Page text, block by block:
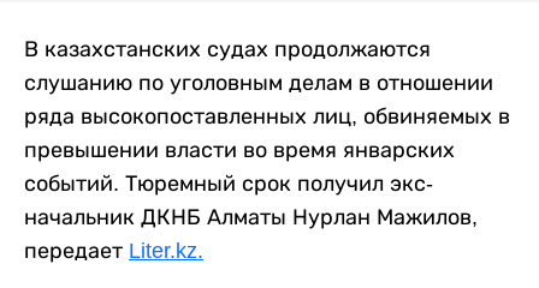
В казахстанских судах продолжаются
слушанию по уголовным делам в отношении
ряда высокопоставленных лиц, обвиняемых в
превышении власти во время январских
событий. Тюремный срок получил экс-
начальник ДКНБ Алматы Нурлан Мажилов,
передает Liter.kz.